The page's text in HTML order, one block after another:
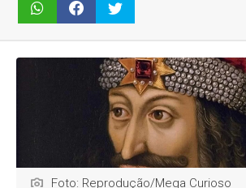
Foto: Reprodução/Mega Curioso